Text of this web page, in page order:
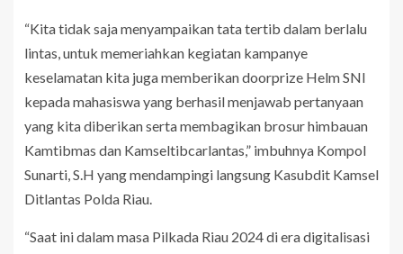
“Kita tidak saja menyampaikan tata tertib dalam berlalu
lintas, untuk memeriahkan kegiatan kampanye
keselamatan kita juga memberikan doorprize Helm SNI
kepada mahasiswa yang berhasil menjawab pertanyaan
yang kita diberikan serta membagikan brosur himbauan
Kamtibmas dan Kamseltibcarlantas,” imbuhnya Kompol
Sunarti, S.H yang mendampingi langsung Kasubdit Kamsel
Ditlantas Polda Riau.
“Saat ini dalam masa Pilkada Riau 2024 di era digitalisasi